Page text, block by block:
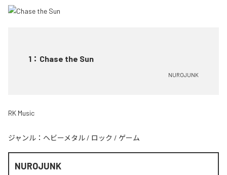
1 ： Chase the Sun
NUROJUNK
RK Music
ジャンル： ヘビーメタル / ロック / ゲーム
NUROJUNK